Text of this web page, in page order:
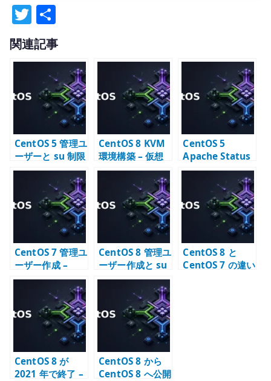
T
w
it
te
r
有
関連記事
CentOS 5 管理ユ
ーザーと su 制限
– wheel グルー
プで権限を分け
CentOS 8 KVM
環境構築 – 仮想
化支援機能と
libvirt の確認
CentOS 5
Apache Status
の確認 –
mod_status で
稼働状態を見る
CentOS 7 管理ユ
ーザー作成 –
sudo を前提にし
た運用ユーザー
CentOS 8 管理ユ
ーザー作成と su
コマンドの制限
CentOS 8 と
CentOS 7 の違い
CentOS 8 が
2021 年で終了 –
CentOS 8 から
CentOS 8 へ公開